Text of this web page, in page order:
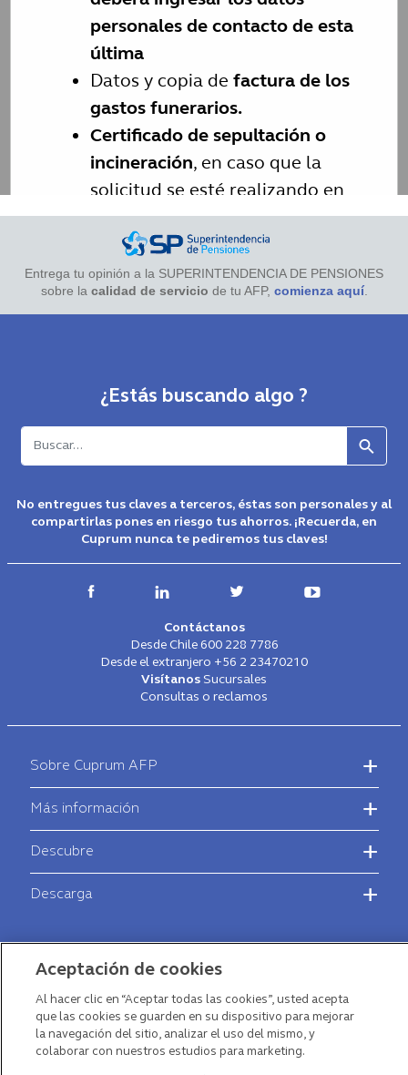
Entrega tu opinión a la SUPERINTENDENCIA DE PENSIONES
sobre la calidad de servicio de tu AFP, comienza aquí.
¿Estás buscando algo ?
Buscar
No entregues tus claves a terceros, éstas son personales y al
compartirlas pones en riesgo tus ahorros. ¡Recuerda, en
Cuprum nunca te pediremos tus claves!
Contáctanos
Desde Chile 600 228 7786
Desde el extranjero +56 2 23470210
Visítanos Sucursales
Consultas o reclamos
Menú
Sobre Cuprum AFP
Más información
Descubre
Descarga
Aceptación de cookies
Al hacer clic en “Aceptar todas las cookies”, usted acepta
que las cookies se guarden en su dispositivo para mejorar
la navegación del sitio, analizar el uso del mismo, y
colaborar con nuestros estudios para marketing.